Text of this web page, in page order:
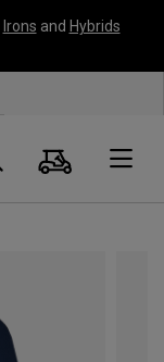
Irons and Hybrids
Panier